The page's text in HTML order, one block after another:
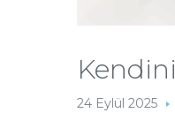
24 Eylül 2025